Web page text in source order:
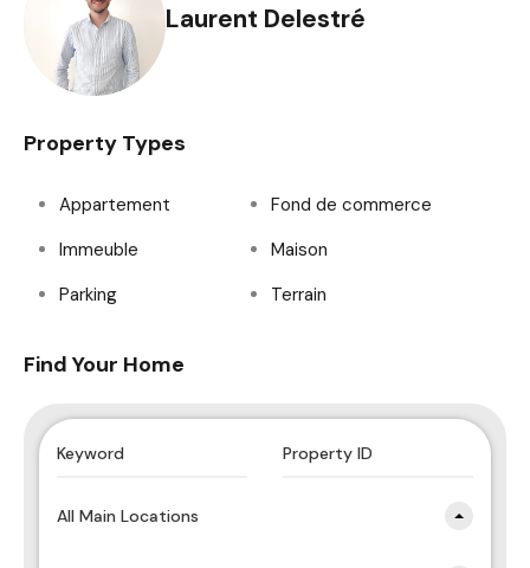
Laurent Delestré
Property Types
Appartement
Fond de commerce
Immeuble
Maison
Parking
Terrain
Find Your Home
All Main Locations